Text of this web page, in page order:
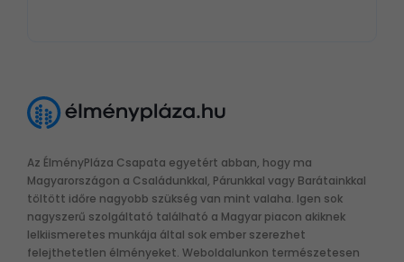
Az ÉlményPláza Csapata egyetért abban, hogy ma
Magyarországon a Családunkkal, Párunkkal vagy Barátainkkal
töltött időre nagyobb szükség van mint valaha. Igen sok
nagyszerű szolgáltató található a Magyar piacon akiknek
lelkiismeretes munkája által sok ember szerezhet
felejthetetlen élményeket. Weboldalunkon természetesen